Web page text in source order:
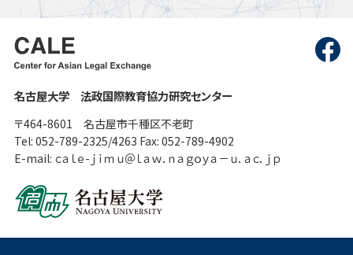
名古屋大学 法政国際教育協力研究センター
〒464-8601 名古屋市千種区不老町
Tel: 052-789-2325/4263 Fax: 052-789-4902
E-mail: ｃａｌｅ-ｊｉｍｕ＠ｌａｗ．ｎａｇｏｙａ－ｕ．ａｃ．ｊｐ